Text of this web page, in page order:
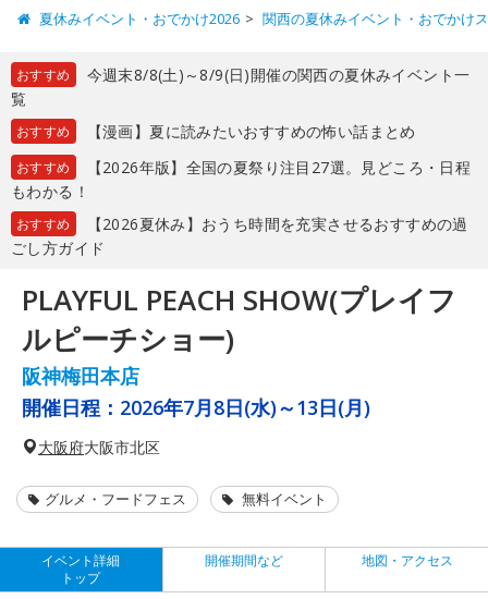
夏休みイベント・おでかけ2026 関西の夏休みイベント・おでかけ
おすすめ
今週末8/8(土)～8/9(日)開催の関西の夏休みイベント一
覧
おすすめ 【漫画】夏に読みたいおすすめの怖い話まとめ
おすすめ
【2026年版】全国の夏祭り注目27選。見どころ・日程
もわかる！
おすすめ
【2026夏休み】おうち時間を充実させるおすすめの過
ごし方ガイド
PLAYFUL PEACH SHOW(プレイフ
ルピーチショー)
阪神梅田本店
開催日程： 2026年7月8日(水)～13日(月)
大阪府大阪市北区
グルメ・フードフェス 無料イベント
イベント詳細
トップ
開催期間など 地図・アクセス